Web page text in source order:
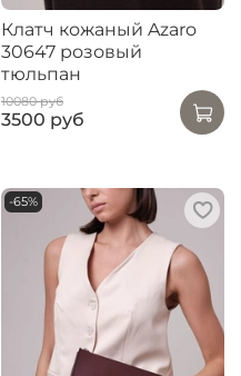
Клатч кожаный Azaro
30647 розовый
тюльпан
10080 руб
3500 руб
-65%